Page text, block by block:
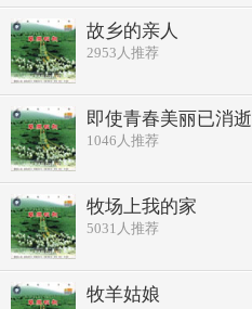
故乡的亲人
2953 人推荐
即使青春美丽已消逝
1046 人推荐
牧场上我的家
5031 人推荐
牧羊姑娘